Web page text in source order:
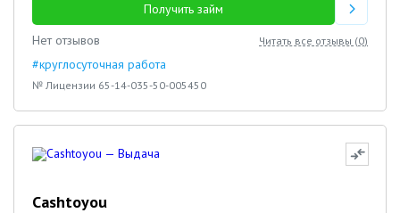
Получить займ
Нет отзывов
Читать все отзывы (0)
#круглосуточная работа
№ Лицензии 65-14-035-50-005450
Cashtoyou